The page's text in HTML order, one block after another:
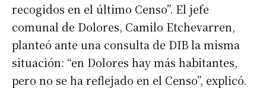
recogidos en el último Censo”. El jefe
comunal de Dolores, Camilo Etchevarren,
planteó ante una consulta de DIB la misma
situación: “en Dolores hay más habitantes,
pero no se ha reflejado en el Censo”, explicó.